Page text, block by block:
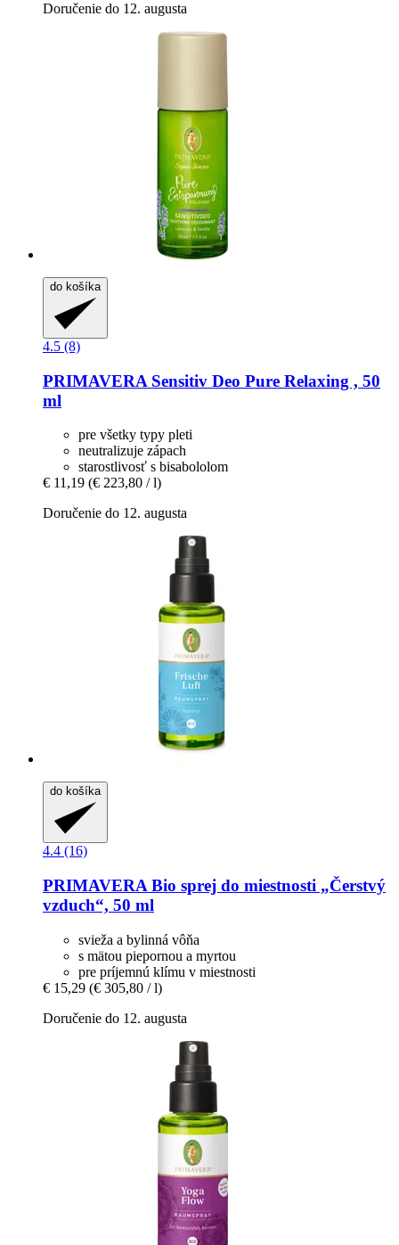
Doručenie do 12. augusta
do košíka
4.5 (8)
PRIMAVERA Sensitiv Deo Pure Relaxing , 50
ml
pre všetky typy pleti
neutralizuje zápach
starostlivosť s bisabololom
€ 11,19 (€ 223,80 / l)
Doručenie do 12. augusta
do košíka
4.4 (16)
PRIMAVERA Bio sprej do miestnosti „Čerstvý
vzduch“, 50 ml
svieža a bylinná vôňa
s mätou piepornou a myrtou
pre príjemnú klímu v miestnosti
€ 15,29 (€ 305,80 / l)
Doručenie do 12. augusta